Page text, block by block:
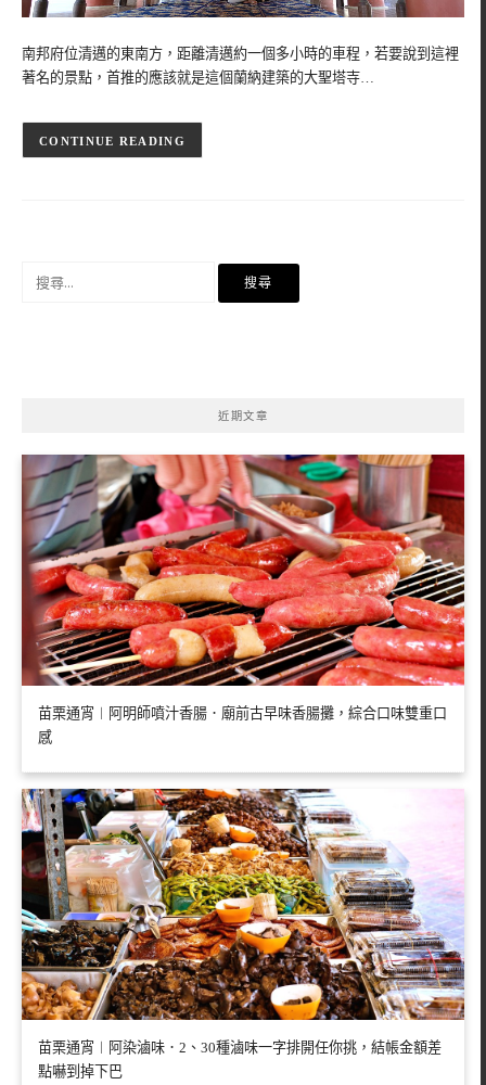
南邦府位清邁的東南方，距離清邁約一個多小時的車程，若要說到這裡
著名的景點，首推的應該就是這個蘭納建築的大聖塔寺…
CONTINUE READING
近期文章
苗栗通宵︱阿明師噴汁香腸．廟前古早味香腸攤，綜合口味雙重口
感
苗栗通宵︱阿染滷味．2、30種滷味一字排開任你挑，結帳金額差
點嚇到掉下巴